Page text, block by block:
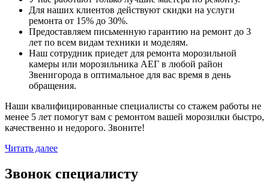
Для наших клиентов действуют скидки на услуги
ремонта от 15% до 30%.
Предоставляем письменную гарантию на ремонт до 3
лет по всем видам техники и моделям.
Наш сотрудник приедет для ремонта морозильной
камеры или морозильника АЕГ в любой район
Звенигорода в оптимальное для вас время в день
обращения.
Наши квалифицированные специалисты со стажем работы не
менее 5 лет помогут вам с ремонтом вашей морозилки быстро,
качественно и недорого. Звоните!
Читать далее
Звонок специалисту